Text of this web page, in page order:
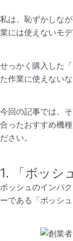
私は、恥ずかしな
業には使えないモ
せっかく購入した
た作業に使えない
今回の記事では、
合ったおすすめ機
ださい。
1. 「ボッシ
ボッシュのインパ
ーである「ボッシ